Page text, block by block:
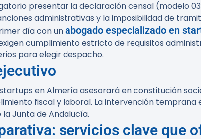
presentar la declaración censal (modelo
administrativas y la imposibilidad de
día con unabogado especializado en
cumplimiento estricto de requisitos
para elegir despacho.
en Almería asesorará en constitución
fiscal y laboral. La intervención
Junta de Andalucía.
servicios clave que